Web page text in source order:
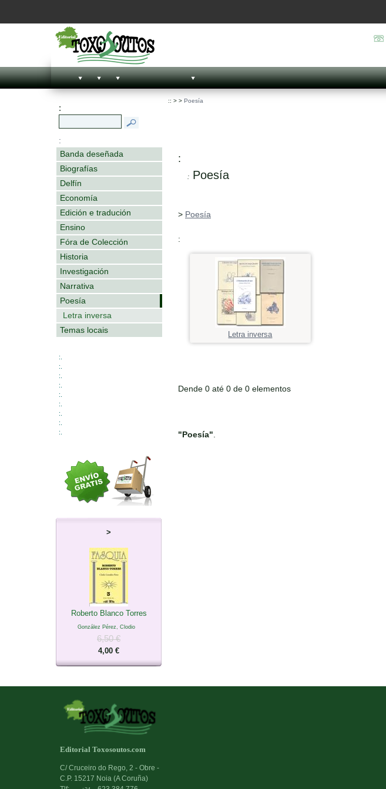
:
:
Banda deseñada
Biografías
Delfín
Economía
Edición e tradución
Ensino
Fóra de Colección
Historia
Investigación
Narrativa
Poesía
Letra inversa
Temas locais
:.
:.
:.
:.
:.
:.
:.
:.
:.
>
Roberto Blanco Torres
González Pérez, Clodio
6,50 €
4,00 €
:: > > Poesía
:
: Poesía
> Poesía
:
Letra inversa
Dende 0 até 0 de 0 elementos
"Poesía"
Editorial Toxosoutos.com
C/ Cruceiro do Rego, 2 - Obre -
C.P. 15217 Noia (A Coruña)